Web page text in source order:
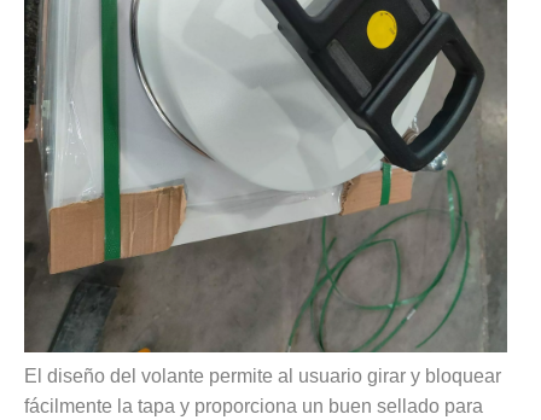
El diseño del volante permite al usuario girar y bloquear
fácilmente la tapa y proporciona un buen sellado para